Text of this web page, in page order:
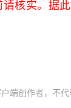
核实。据
端创作者，不